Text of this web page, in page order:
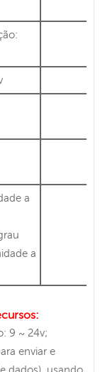
a
a
9 ~ 24v;
enviar e
dados), usando